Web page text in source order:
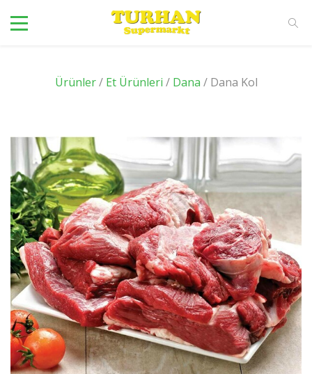
Ürünler/ Et Ürünleri / Dana / Dana Kol